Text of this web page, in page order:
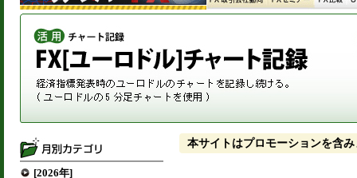
[2026年]
本サイトはプロモーションを含み